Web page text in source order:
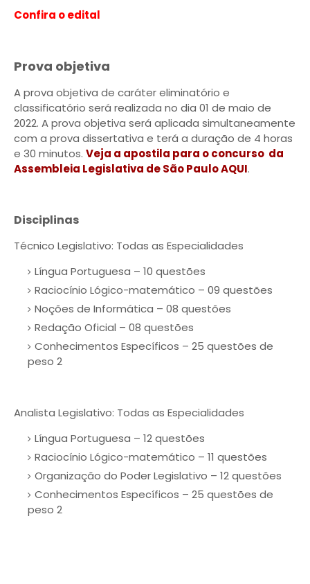
Confira o edital
Prova objetiva
A prova objetiva de caráter eliminatório e
classificatório será realizada no dia 01 de maio de
2022. A prova objetiva será aplicada simultaneamente
com a prova dissertativa e terá a duração de 4 horas
e 30 minutos. Veja a apostila para o concurso da
Assembleia Legislativa de São Paulo AQUI.
Disciplinas
Técnico Legislativo: Todas as Especialidades
Língua Portuguesa – 10 questões
Raciocínio Lógico-matemático – 09 questões
Noções de Informática – 08 questões
Redação Oficial – 08 questões
Conhecimentos Específicos – 25 questões de
peso 2
Analista Legislativo: Todas as Especialidades
Língua Portuguesa – 12 questões
Raciocínio Lógico-matemático – 11 questões
Organização do Poder Legislativo – 12 questões
Conhecimentos Específicos – 25 questões de
peso 2